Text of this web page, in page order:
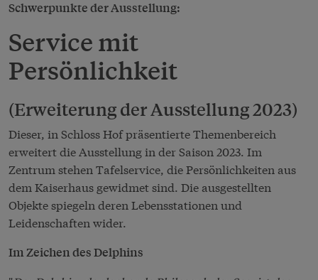
Schwerpunkte der Ausstellung:
Service mit
Persönlichkeit
(Erweiterung der Ausstellung 2023)
Dieser, in Schloss Hof präsentierte Themenbereich
erweitert die Ausstellung in der Saison 2023. Im
Zentrum stehen Tafelservice, die Persönlichkeiten aus
dem Kaiserhaus gewidmet sind. Die ausgestellten
Objekte spiegeln deren Lebensstationen und
Leidenschaften wider.
Im Zeichen des Delphins